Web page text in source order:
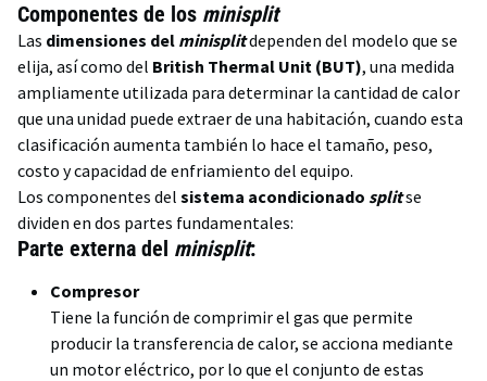
Componentes de los minisplit
Las dimensiones del minisplitdependen del modelo que se
elija, así como del British Thermal Unit (BUT), una medida
ampliamente utilizada para determinar la cantidad de calor
que una unidad puede extraer de una habitación, cuando esta
clasificación aumenta también lo hace el tamaño, peso,
costo y capacidad de enfriamiento del equipo.
Los componentes del sistema acondicionado splitse
dividen en dos partes fundamentales:
Parte externa del minisplit:
Compresor
Tiene la función de comprimir el gas que permite
producir la transferencia de calor, se acciona mediante
un motor eléctrico, por lo que el conjunto de estas